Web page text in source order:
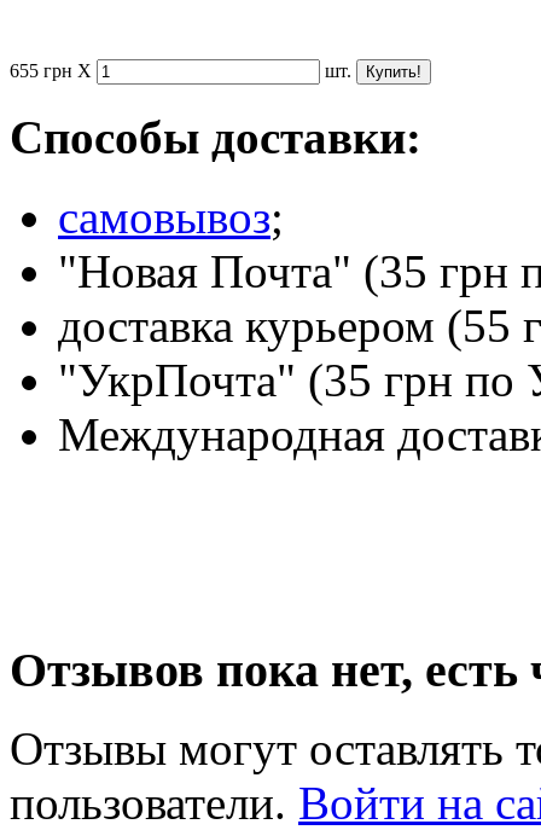
655 грн X шт.
Способы доставки:
самовывоз;
"Новая Почта" (35 грн
доставка курьером (55
"УкрПочта" (35 грн по
Международная
Отзывов пока нет,
Отзывы могут оставлять
пользователи. Войти на